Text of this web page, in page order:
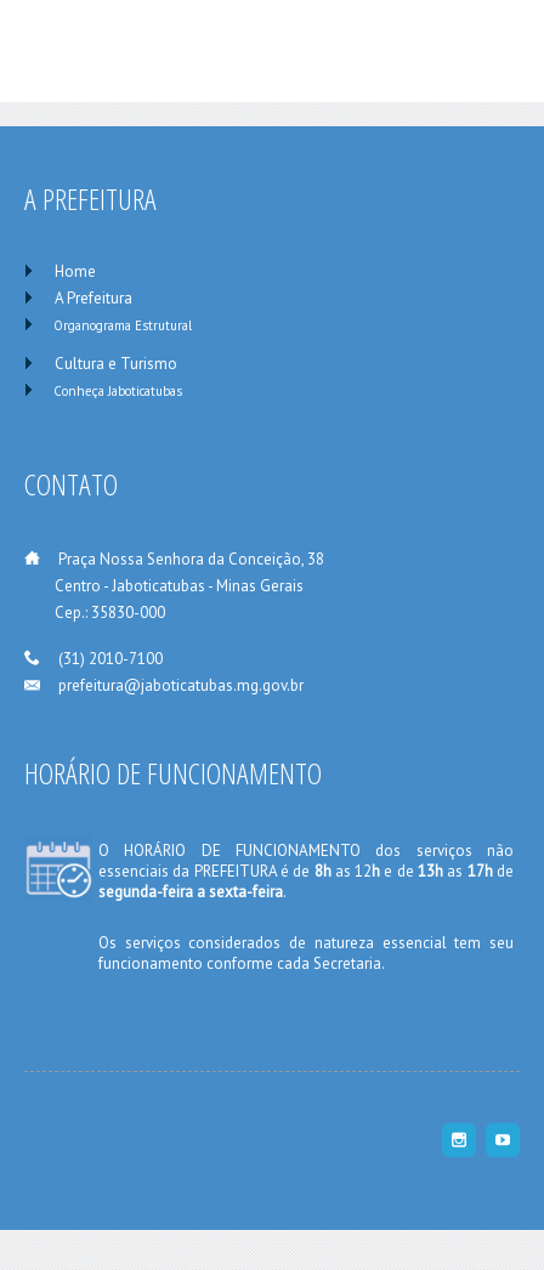
A PREFEITURA
Home
A Prefeitura
Organograma Estrutural
Cultura e Turismo
Conheça Jaboticatubas
CONTATO
Praça Nossa Senhora da Conceição, 38
Centro - Jaboticatubas - Minas Gerais
Cep.: 35830-000
(31) 2010-7100
prefeitura@jaboticatubas.mg.gov.br
HORÁRIO DE FUNCIONAMENTO
O HORÁRIO DE FUNCIONAMENTO dos serviços não
essenciais da PREFEITURA é de 8has 12h e de 13h as 17hde
segunda-feira a sexta-feira.
Os serviços considerados de natureza essencial tem seu
funcionamento conforme cada Secretaria.